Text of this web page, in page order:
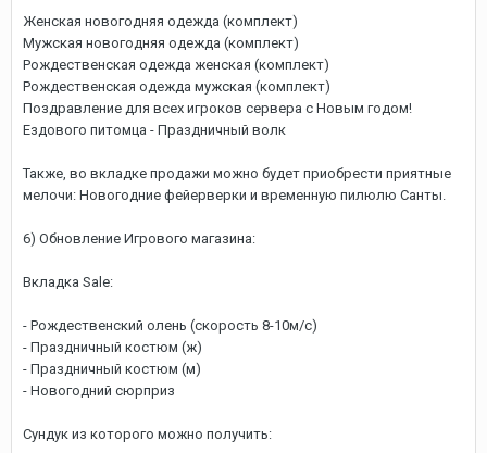
Женская новогодняя одежда (комплект)
Мужская новогодняя одежда (комплект)
Рождественская одежда женская (комплект)
Рождественская одежда мужская (комплект)
Поздравление для всех игроков сервера с Новым годом!
Ездового питомца - Праздничный волк
Также, во вкладке продажи можно будет приобрести приятные
мелочи: Новогодние фейерверки и временную пилюлю Санты.
6) Обновление Игрового магазина:
Вкладка Sale:
- Рождественский олень (скорость 8-10м/с)
- Праздничный костюм (ж)
- Праздничный костюм (м)
- Новогодний сюрприз
Сундук из которого можно получить: